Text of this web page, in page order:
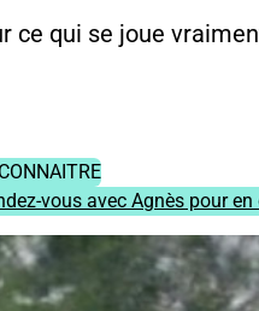
ce qui se joue
vous avec Agnès pour